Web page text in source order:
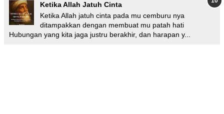
Ketika Allah Jatuh Cinta
Ketika Allah jatuh cinta pada mu cemburu nya
ditampakkan dengan membuat mu patah hati
Hubungan yang kita jaga justru berakhir, dan harapan y...